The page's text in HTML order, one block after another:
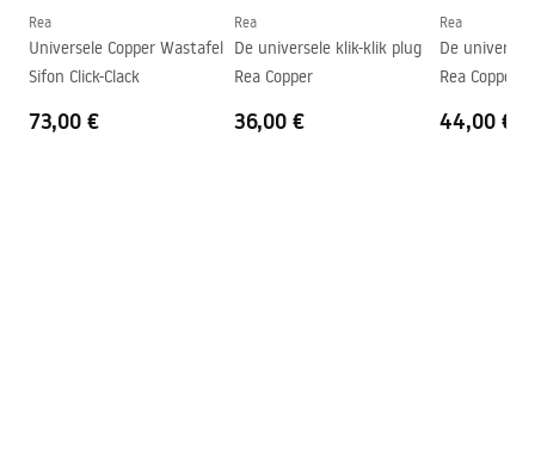
Vorm
Kraangat
Nee
Rea
Universele Copper Wastafel
Sifon Click-Clack
73,00 €
Rea
De universele klik-klik plug
Rea Copper
36,00 €
Rea
De
Rea Copper
44,00 €